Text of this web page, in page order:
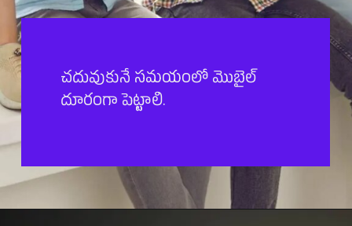
చదువుకునే సమయంలో మొబైల్
దూరంగా పెట్టాలి.